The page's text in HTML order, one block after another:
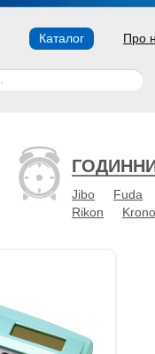
Каталог Про
Jibo
Fuda
Rikon